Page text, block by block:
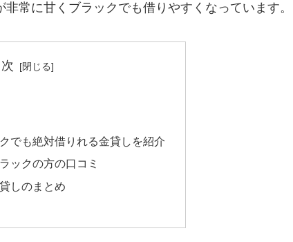
常に甘くブラックでも借りやすくなっています。
でも絶対借りれる金貸しを紹介
ックの方の口コミ
しのまとめ